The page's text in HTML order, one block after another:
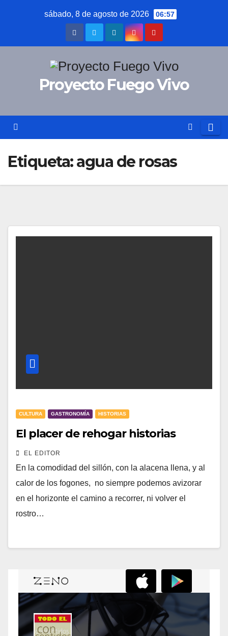
sábado, 8 de agosto de 2026 06:57
Proyecto Fuego Vivo
Etiqueta:agua de rosas
CULTURA GASTRONOMÍA HISTORIAS
El placer de rehogar historias
EL EDITOR
En la comodidad del sillón, con la alacena llena, y al
calor de los fogones, no siempre podemos avizorar
en el horizonte el camino a recorrer, ni volver el
rostro…